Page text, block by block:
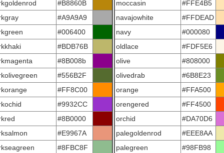
#B8860B
#A9A9A9
#006400
#BDB76B
#8B008b
#556B2F
#FF8C00
#9932CC
#8B0000
#E9967A
#8FBC8F
moccasin
#FFE4B5
navajowhite
#FFDEAD
navy
#000080
oldlace
#FDF5E6
olive
#808000
olivedrab
#6B8E23
orange
#FFA500
orengered
#FF4500
orchid
#DA70D6
palegoldenrod
#EEE8AA
palegreen
#98FB98